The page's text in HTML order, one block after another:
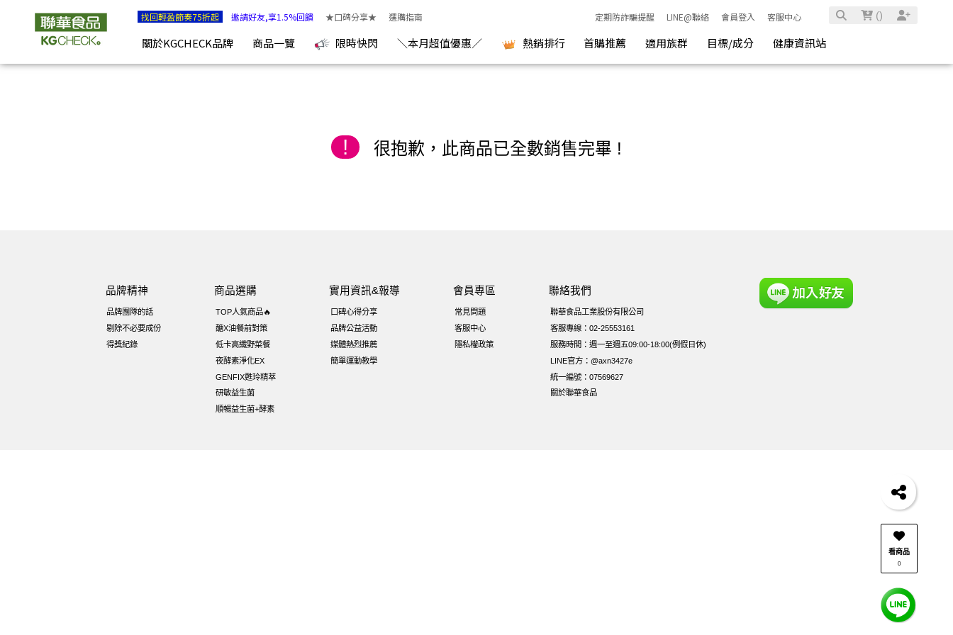
KGCHECK 聯華食品生醫研究室- 剔除不必要，吃得有感安心 | KGCHECK聯華食品生醫研究室
找回輕盈節奏75折起 邀請好友,享1.5%回饋 ★口碑分享★ 選購指南 定期防詐騙提醒 LINE@聯絡 會員登入 客服中心 ()
關於KGCHECK品牌 商品一覽 限時快閃 ＼本月超值優惠／ 熱銷排行 首購推薦 適用族群 目標/成分 健康資訊站
! 很抱歉，此商品已全數銷售完畢 !
品牌精神
品牌團隊的話
剔除不必要成份
得獎紀錄
商品選購
TOP人氣商品🔥
醣X油餐前對策
低卡高纖野菜餐
夜酵素淨化EX
GENFIX甦玲精萃
研敏益生菌
順暢益生菌+酵素
實用資訊&報導
口碑心得分享
品牌公益活動
媒體熱烈推薦
簡單運動教學
會員專區
常見問題
客服中心
隱私權政策
聯絡我們
聯華食品工業股份有限公司
客服專線：02-25553161
服務時間：週一至週五09:00-18:00(例假日休)
LINE官方：@axn3427e
統一編號：07569627
關於聯華食品
看商品
0